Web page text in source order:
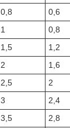
0,8 0,6
1 0,8
1,5 1,2
2 1,6
2,5 2
3 2,4
3,5 2,8